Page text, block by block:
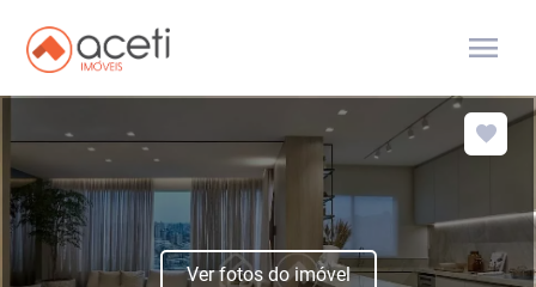
menu
Ver fotos do imóvel